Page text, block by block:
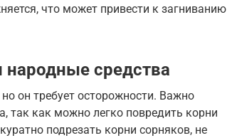
что может привести к загниванию
народные средства
он требует осторожности. Важно
так как можно легко повредить корни
подрезать корни сорняков, не